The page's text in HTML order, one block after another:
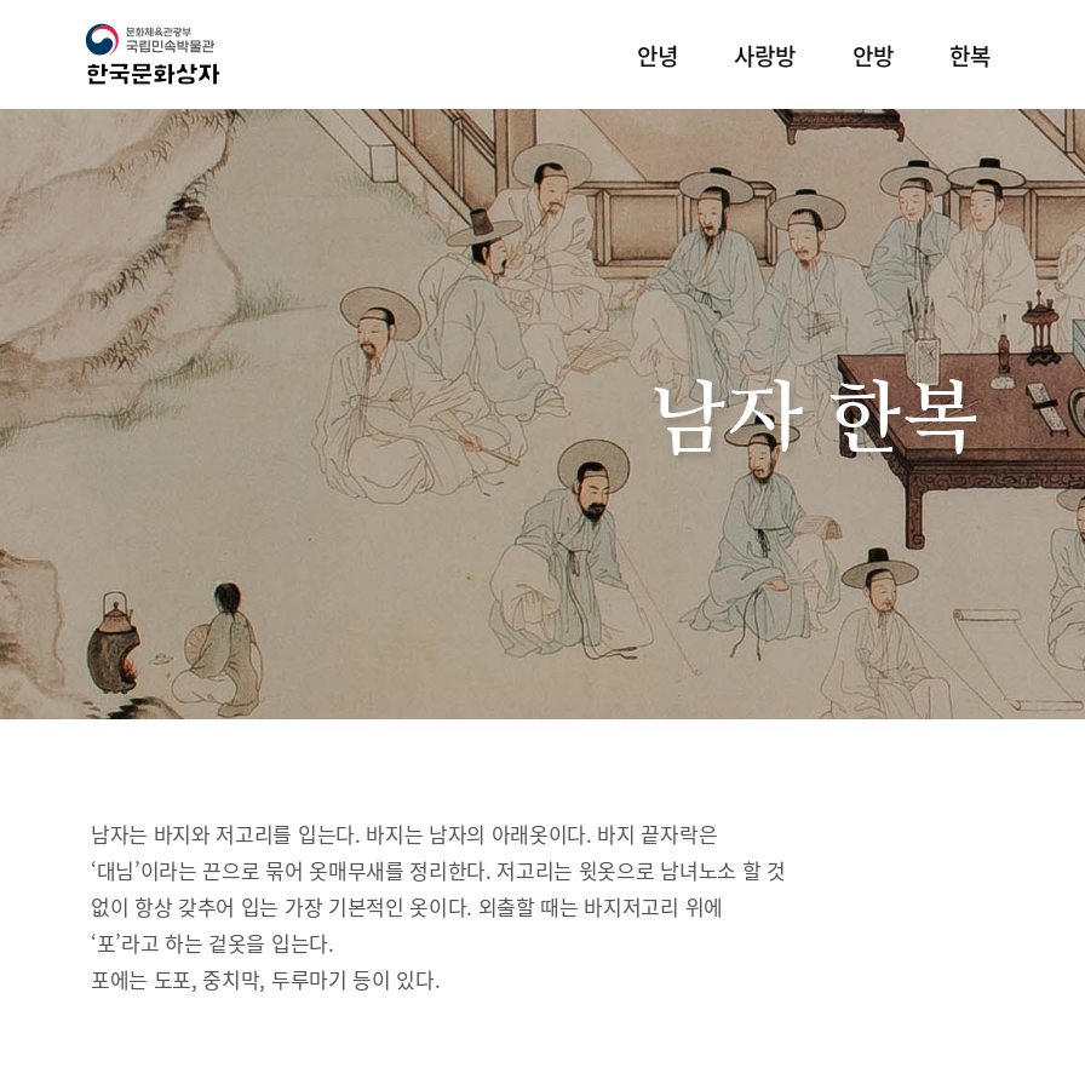
안녕 사랑방 안방 한복
남자 한복
남자는 바지와 저고리를 입는다. 바지는 남자의 아래옷이다. 바지 끝자락은
‘대님’이라는 끈으로 묶어 옷매무새를 정리한다. 저고리는 윗옷으로 남녀노소 할 것
없이 항상 갖추어 입는 가장 기본적인 옷이다. 외출할 때는 바지저고리 위에
‘포’라고 하는 겉옷을 입는다.
포에는 도포, 중치막, 두루마기 등이 있다.